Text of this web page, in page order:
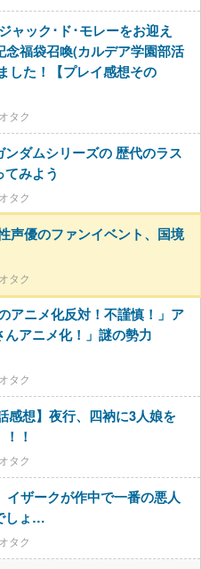
ャック･ド･モレーをお迎え
念福袋召喚(カルデア学園部活
した！【プレイ感想その
オタク
ダムシリーズの 歴代のラス
みよう
オタク
声優のファンイベント、国境
オタク
アニメ化反対！不謹慎！」ア
アニメ化！」謎の勢力
オタク
感想】夜行、四衲に3人娘を
！
オタク
イザークが作中で一番の悪人
しょ…
オタク